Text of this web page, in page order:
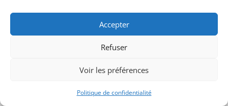
Accepter
Refuser
Voir les préférences
Politique de confidentialité